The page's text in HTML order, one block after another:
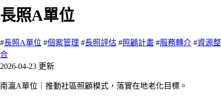
長照A單位
#長照A單位 #個案管理 #長照評估 #照顧計畫 #服務轉介 #資源整
合
2026-04-23 更新
南瀛A單位｜推動社區照顧模式，落實在地老化目標。